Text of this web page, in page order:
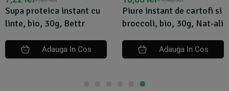
Supa proteica instant cu
linte, bio, 30g, Bettr
Adauga In Cos
Piure instant de cartofi si
broccoli, bio, 30g, Nat-ali
Adauga In Cos